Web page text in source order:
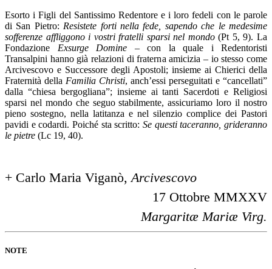
Esorto i Figli del Santissimo Redentore e i loro fedeli con le parole
di San Pietro: Resistete forti nella fede, sapendo che le medesime
sofferenze affliggono i vostri fratelli sparsi nel mondo(Pt 5, 9). La
Fondazione Exsurge Domine – con la quale i Redentoristi
Transalpini hanno già relazioni di fraterna amicizia – io stesso come
Arcivescovo e Successore degli Apostoli; insieme ai Chierici della
Fraternità della Familia Christi, anch’essi perseguitati e “cancellati”
dalla “chiesa bergogliana”; insieme ai tanti Sacerdoti e Religiosi
sparsi nel mondo che seguo stabilmente, assicuriamo loro il nostro
pieno sostegno, nella latitanza e nel silenzio complice dei Pastori
pavidi e codardi. Poiché sta scritto: Se questi taceranno, grideranno
le pietre (Lc 19, 40).
+ Carlo Maria Viganò, Arcivescovo
17 Ottobre MMXXV
Margaritæ Mariæ Virg.
NOTE